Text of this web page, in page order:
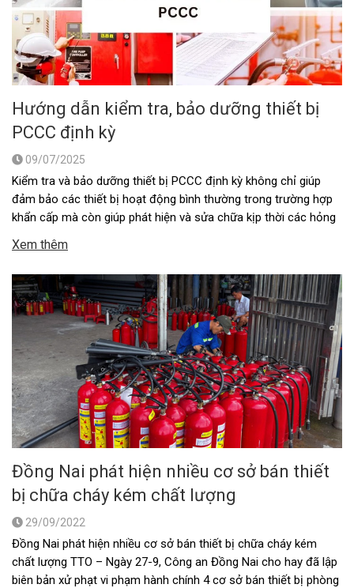
Hướng dẫn kiểm tra, bảo dưỡng thiết bị
PCCC định kỳ
09/07/2025
Kiểm tra và bảo dưỡng thiết bị PCCC định kỳ không chỉ giúp
đảm bảo các thiết bị hoạt động bình thường trong trường hợp
khẩn cấp mà còn giúp phát hiện và sửa chữa kịp thời các hỏng
bài viết này, chúng …
Xem thêm
Đồng Nai phát hiện nhiều cơ sở bán thiết
bị chữa cháy kém chất lượng
29/09/2022
Đồng Nai phát hiện nhiều cơ sở bán thiết bị chữa cháy kém
chất lượng TTO – Ngày 27-9, Công an Đồng Nai cho hay đã lập
biên bản xử phạt vi phạm hành chính 4 cơ sở bán thiết bị phòng